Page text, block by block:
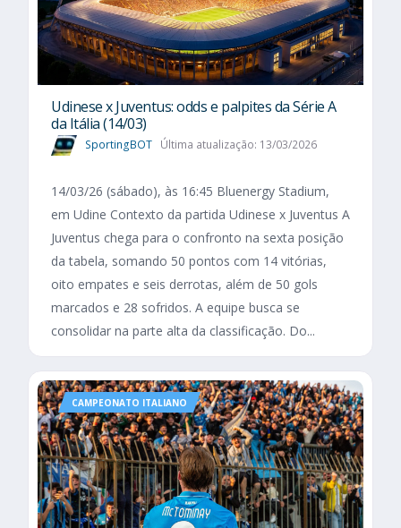
Udinese x Juventus: odds e palpites da Série A
da Itália (14/03)
SportingBOT Última atualização: 13/03/2026
14/03/26 (sábado), às 16:45 Bluenergy Stadium,
em Udine Contexto da partida Udinese x Juventus A
Juventus chega para o confronto na sexta posição
da tabela, somando 50 pontos com 14 vitórias,
oito empates e seis derrotas, além de 50 gols
marcados e 28 sofridos. A equipe busca se
consolidar na parte alta da classificação. Do...
CAMPEONATO ITALIANO